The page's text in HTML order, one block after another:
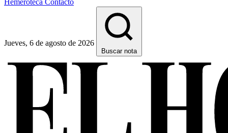
Hemeroteca Contacto
Jueves, 6 de agosto de 2026
Buscar nota